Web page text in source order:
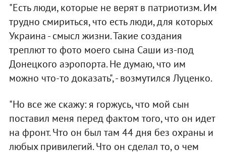
"Есть люди, которые не верят в патриотизм. Им
трудно смириться, что есть люди, для которых
Украина - смысл жизни. Такие создания
треплют то фото моего сына Саши из-под
Донецкого аэропорта. Не думаю, что им
можно что-то доказать", - возмутился Луценко.
"Но все же скажу: я горжусь, что мой сын
поставил меня перед фактом того, что он идет
на фронт. Что он был там 44 дня без охраны и
любых привилегий. Что он сделал то, о чем